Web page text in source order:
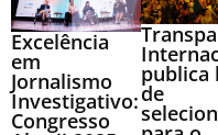
Excelência
em
Jornalismo
Investigativo:
Congresso
publica
de